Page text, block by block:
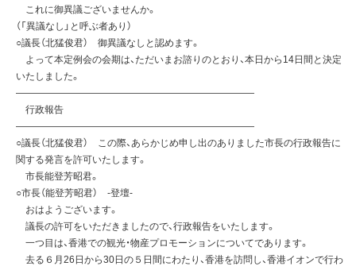
これに御異議ございませんか。
（「異議なし」と呼ぶ者あり）
○議長（北猛俊君） 御異議なしと認めます。
よって本定例会の会期は、ただいまお諮りのとおり、本日から14日間と決定
いたしました。
—————————————————————————
行政報告
—————————————————————————
○議長（北猛俊君） この際、あらかじめ申し出のありました市長の行政報告に
関する発言を許可いたします。
市長能登芳昭君。
○市長（能登芳昭君） -登壇-
おはようございます。
議長の許可をいただきましたので、行政報告をいたします。
一つ目は、香港での観光・物産プロモーションについてであります。
去る６月26日から30日の５日間にわたり、香港を訪問し、香港イオンで行わ